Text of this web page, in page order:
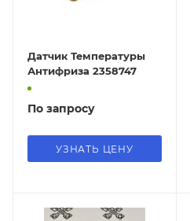
Датчик Температуры
Антифриза 2358747
По запросу
УЗНАТЬ ЦЕНУ